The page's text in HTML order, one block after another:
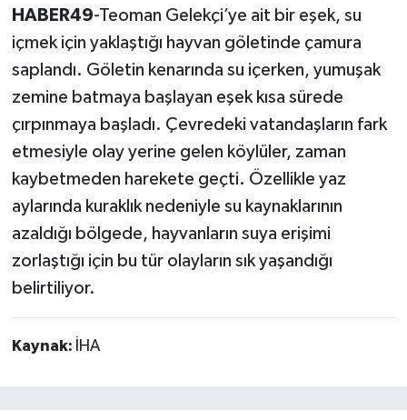
HABER49-Teoman Gelekçi’ye ait bir eşek, su
içmek için yaklaştığı hayvan göletinde çamura
saplandı. Göletin kenarında su içerken, yumuşak
zemine batmaya başlayan eşek kısa sürede
çırpınmaya başladı. Çevredeki vatandaşların fark
etmesiyle olay yerine gelen köylüler, zaman
kaybetmeden harekete geçti. Özellikle yaz
aylarında kuraklık nedeniyle su kaynaklarının
azaldığı bölgede, hayvanların suya erişimi
zorlaştığı için bu tür olayların sık yaşandığı
belirtiliyor.
Kaynak: İHA
Bulanık
Malazgirt
Varto